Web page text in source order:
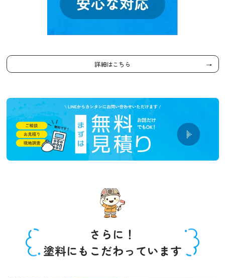
詳細はこちら
さらに！
塗料にもこだわっています